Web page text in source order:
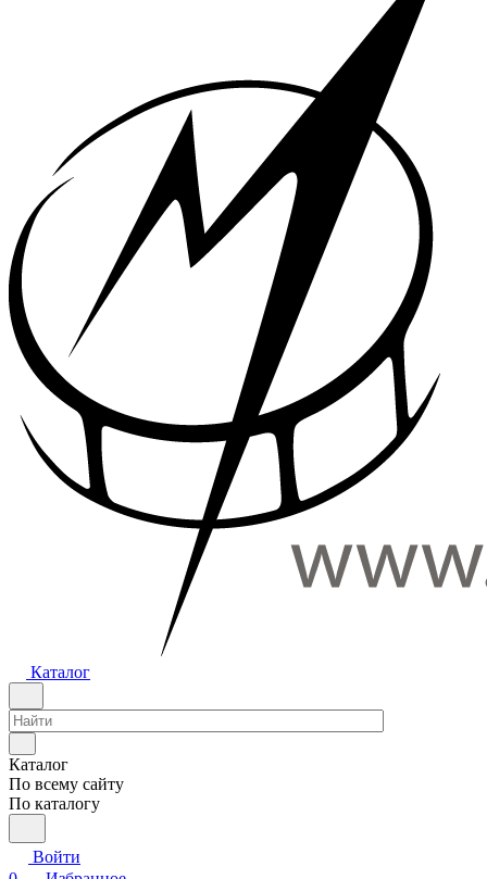
Каталог
Каталог
По всему сайту
По каталогу
Войти